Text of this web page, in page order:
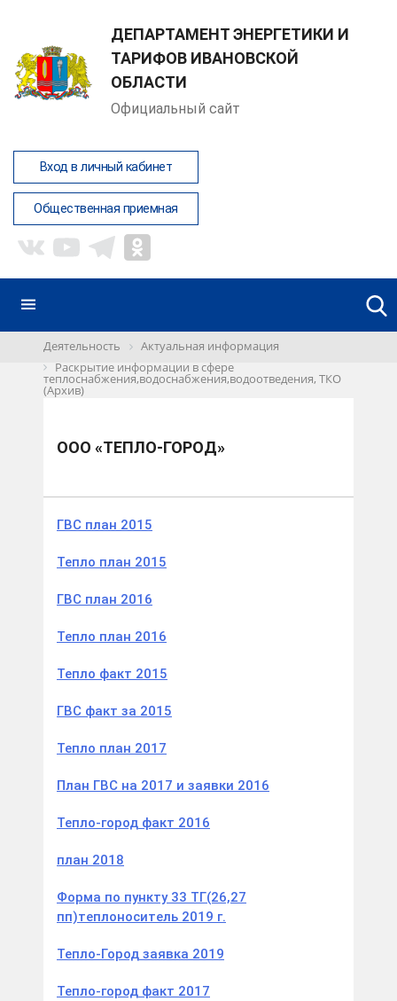
ДЕПАРТАМЕНТ ЭНЕРГЕТИКИ И
ТАРИФОВ ИВАНОВСКОЙ
ОБЛАСТИ
Официальный сайт
Вход в личный кабинет
Общественная приемная
Деятельность
Актуальная информация
Раскрытие информации в сфере
теплоснабжения,водоснабжения,водоотведения, ТКО
(Архив)
ООО «ТЕПЛО-ГОРОД»
ГВС план 2015
Тепло план 2015
ГВС план 2016
Тепло план 2016
Тепло факт 2015
ГВС факт за 2015
Тепло план 2017
План ГВС на 2017 и заявки 2016
Тепло-город факт 2016
план 2018
Форма по пункту 33 ТГ(26,27
пп)теплоноситель 2019 г.
Тепло-Город заявка 2019
Тепло-город факт 2017